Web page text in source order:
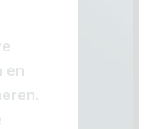
en